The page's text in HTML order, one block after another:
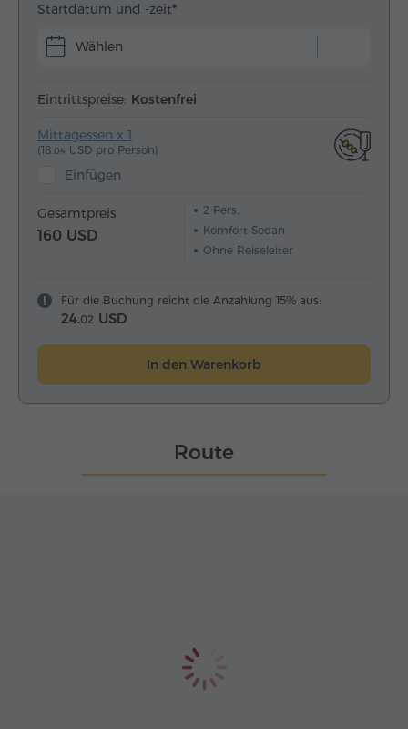
Startdatum und -zeit
Wählen
Eintrittspreise: Kostenfrei
Mittagessen x 1
(18.04 USD pro Person)
Einfügen
Gesamtpreis
160 USD
2Pers.
Komfort-Sedan
Ohne Reiseleiter
Für die Buchung reicht die Anzahlung 15% aus:
24.02 USD
In den Warenkorb
Route